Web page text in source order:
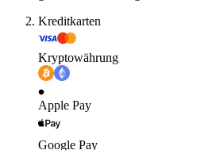
Kreditkarten
Kryptowährung
Apple Pay
Google Pay